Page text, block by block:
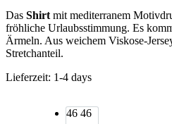
Das Shirtmit mediterranem
fröhliche Urlaubsstimmung. Es
Ärmeln. Aus weichem Viskose-
Stretchanteil.
Lieferzeit: 1-4 days
46 46